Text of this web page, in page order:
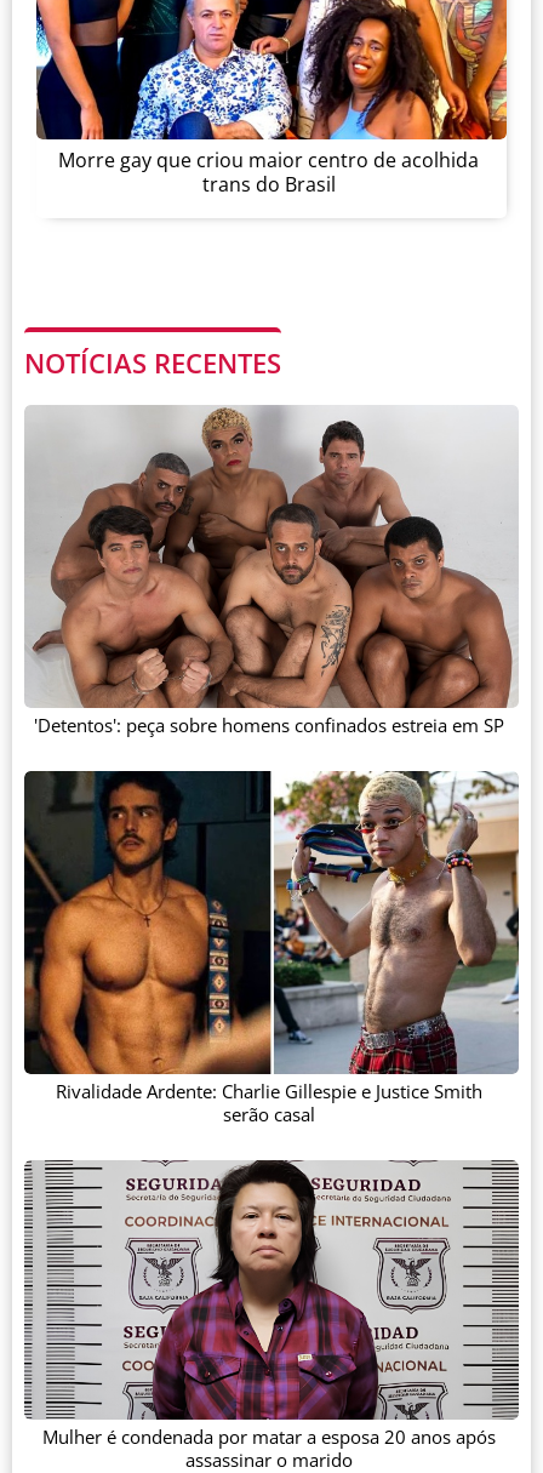
Morre gay que criou maior centro de acolhida
trans do Brasil
NOTÍCIAS RECENTES
'Detentos': peça sobre homens confinados estreia em SP
Rivalidade Ardente: Charlie Gillespie e Justice Smith
serão casal
Mulher é condenada por matar a esposa 20 anos após
assassinar o marido